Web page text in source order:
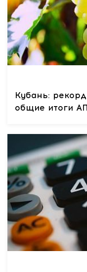
Кубань:
общие итоги